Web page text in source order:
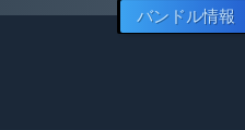
バンドル情報